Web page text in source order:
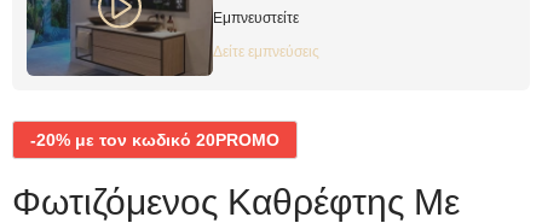
Εμπνευστείτε
Δείτε εμπνεύσεις
-20% με τον κωδικό 20PROMO
Φωτιζόμενος Καθρέφτης Με